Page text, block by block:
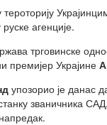
агенције.
трговинске
премијер Украјине
упозорио је данас
званичника